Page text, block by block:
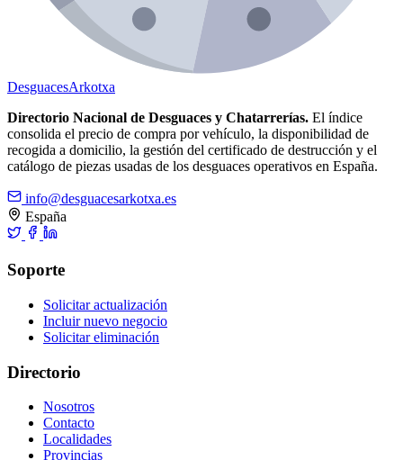
DesguacesArkotxa
Directorio Nacional de Desguaces y Chatarrerías. El índice
consolida el precio de compra por vehículo, la disponibilidad de
recogida a domicilio, la gestión del certificado de destrucción y el
catálogo de piezas usadas de los desguaces operativos en España.
info@desguacesarkotxa.es
España
Soporte
Solicitar actualización
Incluir nuevo negocio
Solicitar eliminación
Directorio
Nosotros
Contacto
Localidades
Provincias